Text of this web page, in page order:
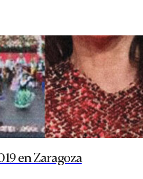
en Zaragoza